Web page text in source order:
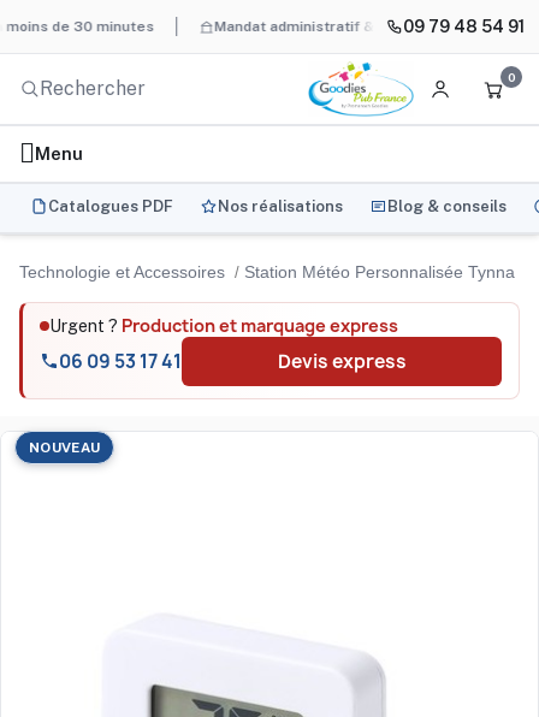
30 minutes Mandat administratif & Chorus Pro BAT
09 79 48 54 91
0
Menu
Catalogues PDF Nos réalisations Blog & conseils
Technologie et Accessoires Station Météo Personnalisée Tynna -
Urgent ? Production et marquage express
06 09 53 17 41 Devis express
NOUVEAU